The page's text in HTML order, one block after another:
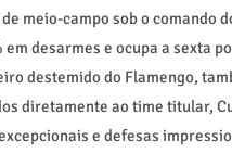
meio-campo sob o comando
desarmes e ocupa a sexta
destemido do Flamengo,
diretamente ao time titular,
e defesas